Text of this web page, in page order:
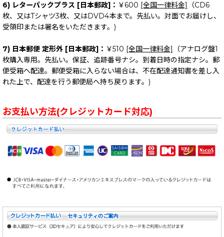
6) レターパックプラス [日本郵政]： ￥600 [全国一律料金]
（CD6
枚、又はTシャツ3枚、又はDVD4本まで。先払い。対面でお届けし、
受領印または署名をいただきます。)
7) 日本郵便 定形外 [日本郵政]： ￥510 [全国一律料金]
（アナログ盤1
枚購入専用。先払い。保証、追跡番号ナシ。到着日時の指定ナシ。郵
便受箱へ配達。郵便受箱に入らない場合は、不在配達通知書を差し入
れた上で、配達を行う郵便局へ持ち戻ります。)
お支払い方法(クレジットカード対応)